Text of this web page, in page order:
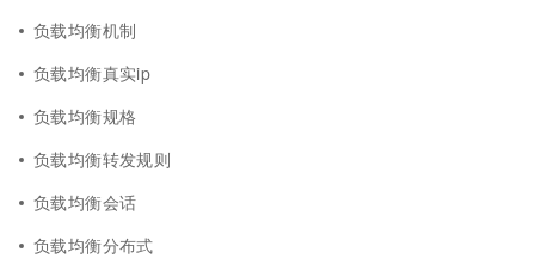
负载均衡机制
负载均衡真实ip
负载均衡规格
负载均衡转发规则
负载均衡会话
负载均衡分布式